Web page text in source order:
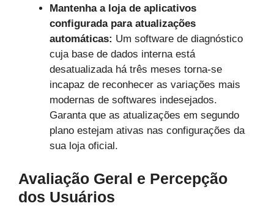
Mantenha a loja de aplicativos
configurada para atualizações
automáticas: Um software de diagnóstico
cuja base de dados interna está
desatualizada há três meses torna-se
incapaz de reconhecer as variações mais
modernas de softwares indesejados.
Garanta que as atualizações em segundo
plano estejam ativas nas configurações da
sua loja oficial.
Avaliação Geral e Percepção
dos Usuários